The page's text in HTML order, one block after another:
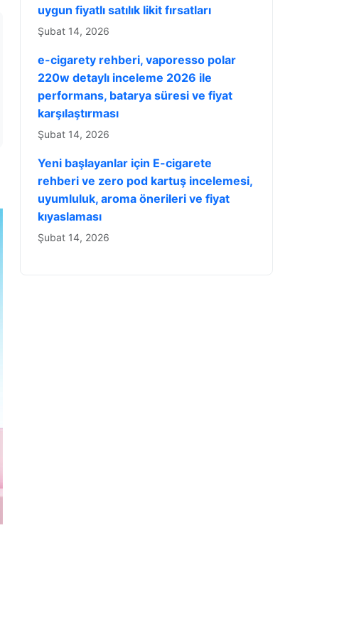
uygun fiyatlı satılık likit fırsatları
Şubat 14, 2026
e-cigarety rehberi, vaporesso polar
220w detaylı inceleme 2026 ile
performans, batarya süresi ve fiyat
karşılaştırması
Şubat 14, 2026
Yeni başlayanlar için E-cigarete
rehberi ve zero pod kartuş incelemesi,
uyumluluk, aroma önerileri ve fiyat
kıyaslaması
Şubat 14, 2026